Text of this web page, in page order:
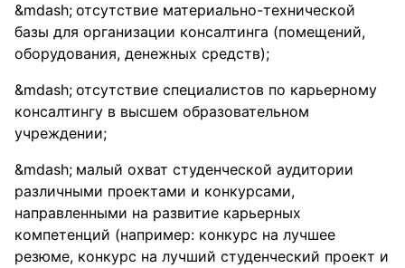
отсутствие материально-технической
базы для организации консалтинга (помещений,
оборудования, денежных средств);
отсутствие специалистов по карьерному
консалтингу в высшем образовательном
учреждении;
малый охват студенческой аудитории
различными проектами и конкурсами,
направленными на развитие карьерных
компетенций (например: конкурс на лучшее
резюме, конкурс на лучший студенческий проект и